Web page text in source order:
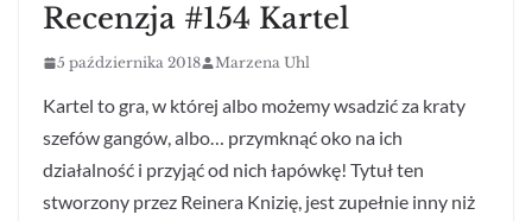
Recenzja #154 Kartel
5 października 2018 Marzena Uhl
Kartel to gra, w której albo możemy wsadzić za kraty
szefów gangów, albo… przymknąć oko na ich
działalność i przyjąć od nich łapówkę! Tytuł ten
stworzony przez Reinera Knizię, jest zupełnie inny niż